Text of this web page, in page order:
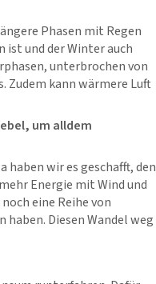
Phasen mit Regen
ist und der Winter auch
unterbrochen von
Zudem kann wärmere Luft
um alldem
haben wir es geschafft, den
Energie mit Wind und
eine Reihe von
Diesen Wandel weg